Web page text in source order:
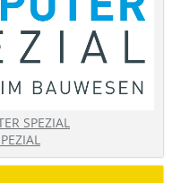
SPEZIAL